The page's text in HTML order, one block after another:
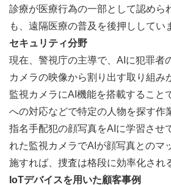
診療が医療行為の一部として認めら
も、遠隔医療の普及を後押ししてい
セキュリティ分野
現在、警視庁の主導で、AIに犯罪者
カメラの映像から割り出す取り組み
監視カメラにAI機能を搭載すること
への対応などで特定の人物を探す作
指名手配犯の顔写真をAIに学習させ
れた監視カメラでAIが顔写真とのマ
施すれば、捜査は格段に効率化され
IoTデバイスを用いた顧客事例